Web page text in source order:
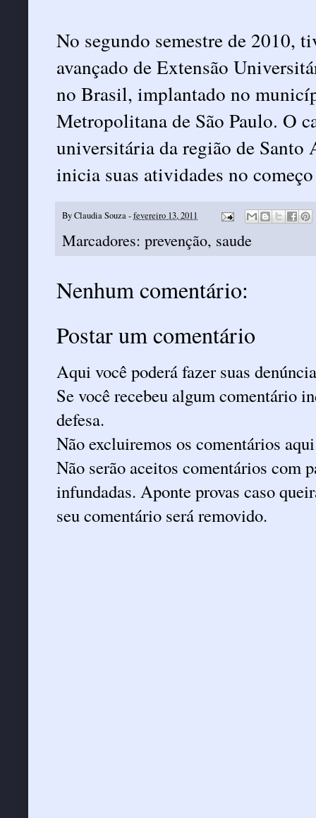
No segundo semestre de 2010,
avançado de Extensão
no Brasil, implantado no
Metropolitana de São Paulo. O
universitária da região de Santo
inicia suas atividades no
ByClaudia Souza-fevereiro 13, 2011
Marcadores: prevenção, saude
Nenhum comentário:
Postar um comentário
Aqui você poderá fazer suas
Se você recebeu algum comentário
defesa.
Não excluiremos os comentários
Não serão aceitos comentários com
infundadas. Aponte provas caso
seu comentário será removido.